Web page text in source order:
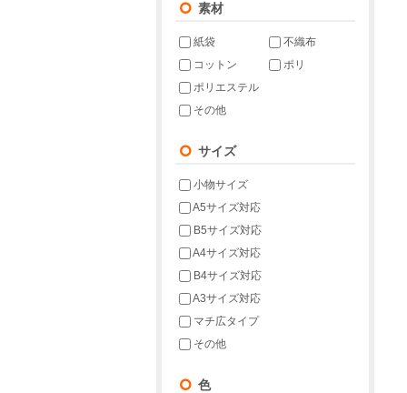
素材
紙袋
不織布
コットン
ポリ
ポリエステル
その他
サイズ
小物サイズ
A5サイズ対応
B5サイズ対応
A4サイズ対応
B4サイズ対応
A3サイズ対応
マチ広タイプ
その他
色